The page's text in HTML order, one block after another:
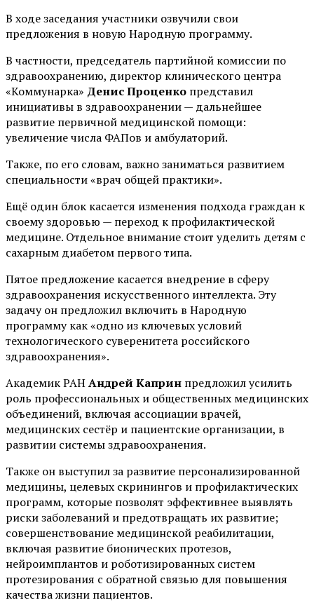
В ходе заседания участники озвучили свои
предложения в новую Народную программу.
В частности, председатель партийной комиссии по
здравоохранению, директор клинического центра
«Коммунарка» Денис Проценко представил
инициативы в здравоохранении — дальнейшее
развитие первичной медицинской помощи:
увеличение числа ФАПов и амбулаторий.
Также, по его словам, важно заниматься развитием
специальности «врач общей практики».
Ещё один блок касается изменения подхода граждан к
своему здоровью — переход к профилактической
медицине. Отдельное внимание стоит уделить детям с
сахарным диабетом первого типа.
Пятое предложение касается внедрение в сферу
здравоохранения искусственного интеллекта. Эту
задачу он предложил включить в Народную
программу как «одно из ключевых условий
технологического суверенитета российского
здравоохранения».
Академик РАНАндрей Каприн предложил усилить
роль профессиональных и общественных медицинских
объединений, включая ассоциации врачей,
медицинских сестёр и пациентские организации, в
развитии системы здравоохранения.
Также он выступил за развитие персонализированной
медицины, целевых скринингов и профилактических
программ, которые позволят эффективнее выявлять
риски заболеваний и предотвращать их развитие;
совершенствование медицинской реабилитации,
включая развитие бионических протезов,
нейроимплантов и роботизированных систем
протезирования с обратной связью для повышения
качества жизни пациентов.